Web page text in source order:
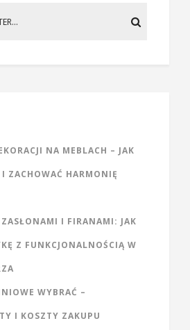
NA MEBLACH – JAK
ZACHOWAĆ HARMONIĘ
I FIRANAMI: JAK
Z FUNKCJONALNOŚCIĄ W
WYBRAĆ –
I KOSZTY ZAKUPU